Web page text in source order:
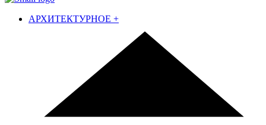
АРХИТЕКТУРНОЕ +